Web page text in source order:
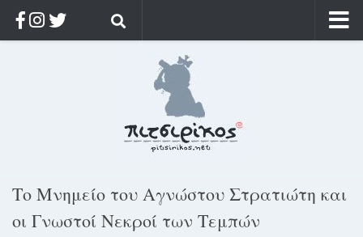
Στοχασμοί & αποφθέγματα
Διαφήμιση
Το Μνημείο του Αγνώστου Στρατιώτη και
οι Γνωστοί Νεκροί των Τεμπών